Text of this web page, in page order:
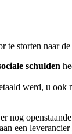
te storten naar
schulden
werd, u ook
nog
een